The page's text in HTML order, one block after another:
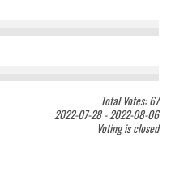
Total Votes: 67
2022-07-28-2022-08-06
Voting is closed